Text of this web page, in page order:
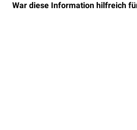
War diese Information hilfreich